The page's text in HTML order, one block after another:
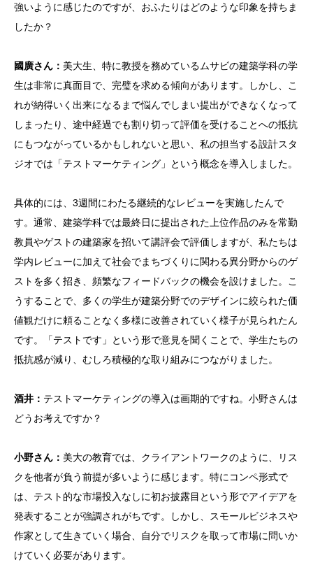
強いように感じたのですが、おふたりはどのような印象を持ちま
したか？
國廣さん： 美大生、特に教授を務めているムサビの建築学科の学
生は非常に真面目で、完璧を求める傾向があります。しかし、こ
れが納得いく出来になるまで悩んでしまい提出ができなくなって
しまったり、途中経過でも割り切って評価を受けることへの抵抗
にもつながっているかもしれないと思い、私の担当する設計スタ
ジオでは「テストマーケティング」という概念を導入しました。
具体的には、3週間にわたる継続的なレビューを実施したんで
す。通常、建築学科では最終日に提出された上位作品のみを常勤
教員やゲストの建築家を招いて講評会で評価しますが、私たちは
学内レビューに加えて社会でまちづくりに関わる異分野からのゲ
ストを多く招き、頻繁なフィードバックの機会を設けました。こ
うすることで、多くの学生が建築分野でのデザインに絞られた価
値観だけに頼ることなく多様に改善されていく様子が見られたん
です。「テストです」という形で意見を聞くことで、学生たちの
抵抗感が減り、むしろ積極的な取り組みにつながりました。
酒井： テストマーケティングの導入は画期的ですね。小野さんは
どうお考えですか？
小野さん： 美大の教育では、クライアントワークのように、リス
クを他者が負う前提が多いように感じます。特にコンペ形式で
は、テスト的な市場投入なしに初お披露目という形でアイデアを
発表することが強調されがちです。しかし、スモールビジネスや
作家として生きていく場合、自分でリスクを取って市場に問いか
けていく必要があります。